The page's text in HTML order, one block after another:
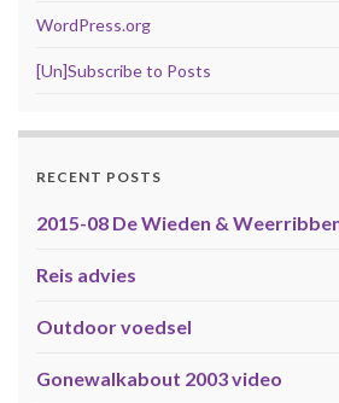
WordPress.org
[Un]Subscribe to Posts
RECENT POSTS
2015-08 De Wieden &
Reis advies
Outdoor voedsel
Gonewalkabout 2003 video